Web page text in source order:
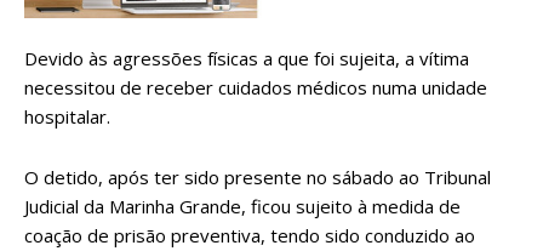
Devido às agressões físicas a que foi sujeita, a vítima
necessitou de receber cuidados médicos numa unidade
hospitalar.
O detido, após ter sido presente no sábado ao Tribunal
Judicial da Marinha Grande, ficou sujeito à medida de
coação de prisão preventiva, tendo sido conduzido ao